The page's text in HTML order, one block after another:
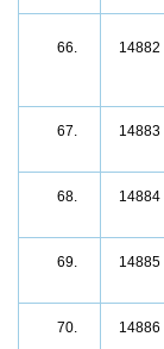
66. 14882
67. 14883
68. 14884
69. 14885
70. 14886